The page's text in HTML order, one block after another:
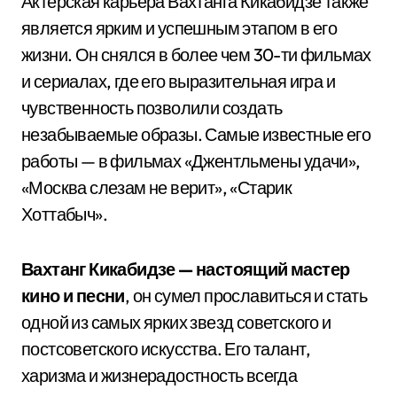
является ярким и успешным этапом в его
жизни. Он снялся в более чем 30-ти фильмах
и сериалах, где его выразительная игра и
чувственность позволили создать
незабываемые образы. Самые известные его
работы — в фильмах «Джентльмены удачи»,
«Москва слезам не верит», «Старик
Хоттабыч».
Вахтанг Кикабидзе — настоящий мастер
кино и песни, он сумел прославиться и стать
одной из самых ярких звезд советского и
постсоветского искусства. Его талант,
харизма и жизнерадостность всегда